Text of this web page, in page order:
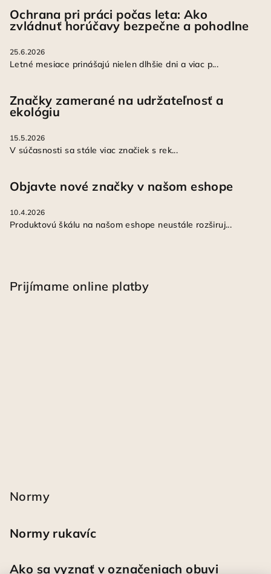
Ochrana pri práci počas leta: Ako
zvládnuť horúčavy bezpečne a pohodlne
25.6.2026
Letné mesiace prinášajú nielen dlhšie dni a viac p...
Značky zamerané na udržateľnosť a
ekológiu
15.5.2026
V súčasnosti sa stále viac značiek s rek...
Objavte nové značky v našom eshope
10.4.2026
Produktovú škálu na našom eshope neustále rozširuj...
Prijímame online platby
Normy
Normy rukavíc
Ako sa vyznať v označeniach obuvi